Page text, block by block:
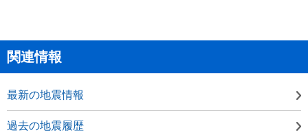
関連情報
最新の地震情報
過去の地震履歴